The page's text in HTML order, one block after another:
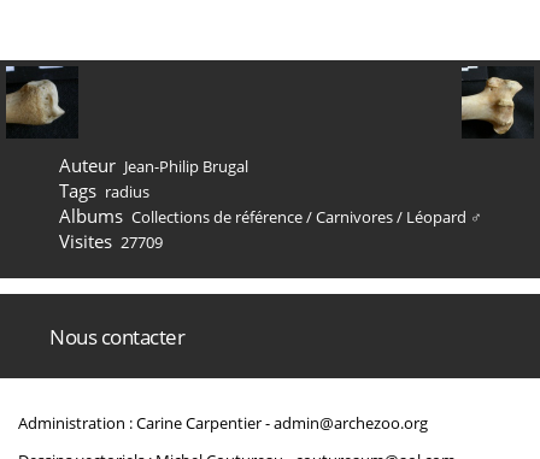
Auteur Jean-Philip Brugal
Tags radius
Albums Collections de référence/Carnivores/ Léopard ♂
Visites 27709
Nous contacter
Administration : Carine Carpentier -admin@archezoo.org